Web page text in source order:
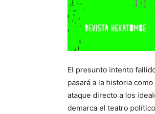
El presunto intento
pasará a la historia
ataque directo a los
demarca el teatro